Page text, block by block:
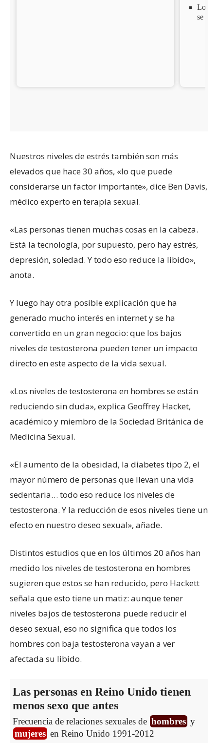
Nuestros niveles de estrés también son más
elevados que hace 30 años, «lo que puede
considerarse un factor importante», dice Ben Davis,
médico experto en terapia sexual.
«Las personas tienen muchas cosas en la cabeza.
Está la tecnología, por supuesto, pero hay estrés,
depresión, soledad. Y todo eso reduce la libido»,
anota.
Y luego hay otra posible explicación que ha
generado mucho interés en internet y se ha
convertido en un gran negocio: que los bajos
niveles de testosterona pueden tener un impacto
directo en este aspecto de la vida sexual.
«Los niveles de testosterona en hombres se están
reduciendo sin duda», explica Geoffrey Hacket,
académico y miembro de la Sociedad Británica de
Medicina Sexual.
«El aumento de la obesidad, la diabetes tipo 2, el
mayor número de personas que llevan una vida
sedentaria… todo eso reduce los niveles de
testosterona. Y la reducción de esos niveles tiene un
efecto en nuestro deseo sexual», añade.
Distintos estudios que en los últimos 20 años han
medido los niveles de testosterona en hombres
sugieren que estos se han reducido, pero Hackett
señala que esto tiene un matiz: aunque tener
niveles bajos de testosterona puede reducir el
deseo sexual, eso no significa que todos los
hombres con baja testosterona vayan a ver
afectada su libido.